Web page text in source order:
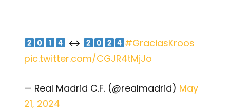
↔️
#GraciasKroos
pic.twitter.com/CGJR4tMjJo
— Real Madrid C.F. (@realmadrid) May
21, 2024